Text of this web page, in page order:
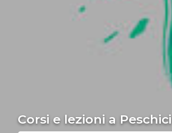
Corsi e lezioni a Peschici